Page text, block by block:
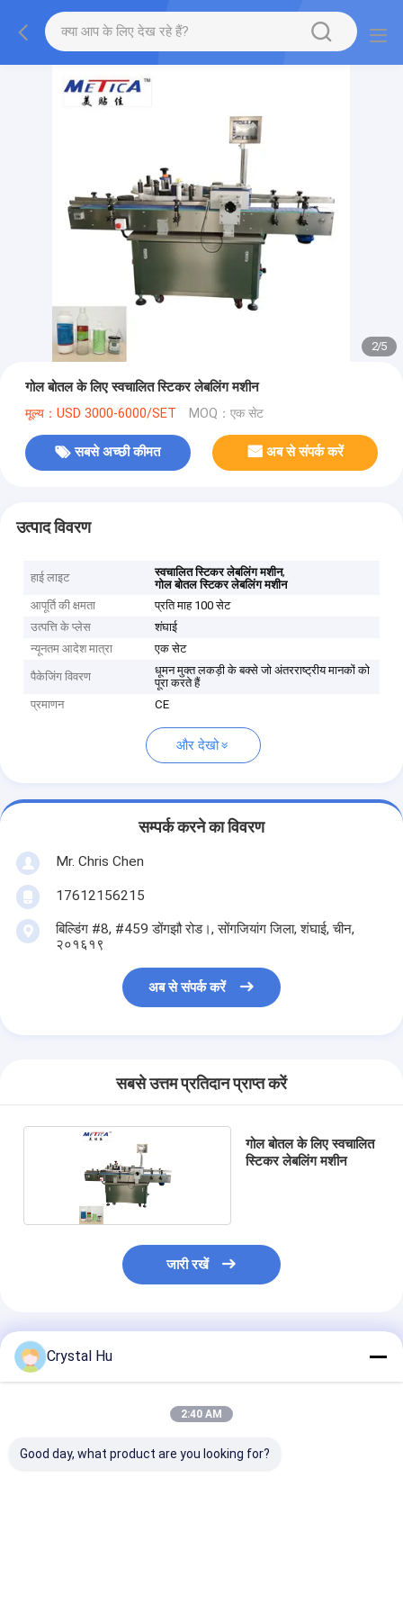
2/5
गोल बोतल के लिए स्वचालित स्टिकर लेबलिंग मशीन
मूल्य：USD 3000-6000/SET MOQ：एक सेट
सबसे अच्छी कीमत अब से संपर्क करें
उत्पाद विवरण
हाई लाइट स्वचालित स्टिकर लेबलिंग मशीन,
गोल बोतल स्टिकर लेबलिंग मशीन
आपूर्ति की क्षमता
प्रति माह 100 सेट
उत्पत्ति के प्लेस
शंघाई
न्यूनतम आदेश मात्रा
एक सेट
पैकेजिंग विवरण
धूमन मुक्त लकड़ी के बक्से जो अंतरराष्ट्रीय मानकों को
पूरा करते हैं
प्रमाणन
CE
और देखो
सम्पर्क करने का विवरण
Mr. Chris Chen
17612156215
बिल्डिंग #8, #459 डोंगझौ रोड।, सोंगजियांग जिला, शंघाई, चीन,
२०१६१९
अब से संपर्क करें
सबसे उत्तम प्रतिदान प्राप्त करें
गोल बोतल के लिए स्वचालित
स्टिकर लेबलिंग मशीन
जारी रखें
अनुशंसित उत्पाद
Crystal Hu
2:40 AM
Good day, what product are you looking for?